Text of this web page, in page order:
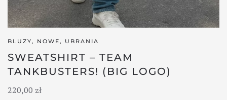
BLUZY, NOWE, UBRANIA
SWEATSHIRT – TEAM
TANKBUSTERS! (BIG LOGO)
220,00 zł